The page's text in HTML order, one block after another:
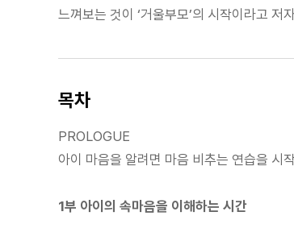
느껴보는 것이 ‘거울부모’의 시작이라고
목차
PROLOGUE
아이 마음을 알려면 마음 비추는 연습을 시
1부 아이의 속마음을 이해하는 시간